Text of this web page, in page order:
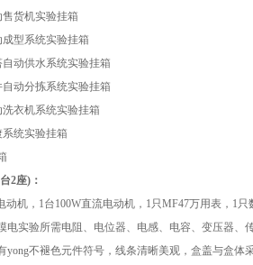
售货机实验挂箱
成型系统实验挂箱
自动供水系统实验挂箱
自动分拣系统实验挂箱
洗衣机系统实验挂箱
系统实验挂箱
2座)：
动机， 1台100W直流电动机， 1只MF47万用表， 1只
电实验所需电阻、电位器、电感、电容、变压器
yong不褪色元件符号，线条清晰美观，盒盖与盒体